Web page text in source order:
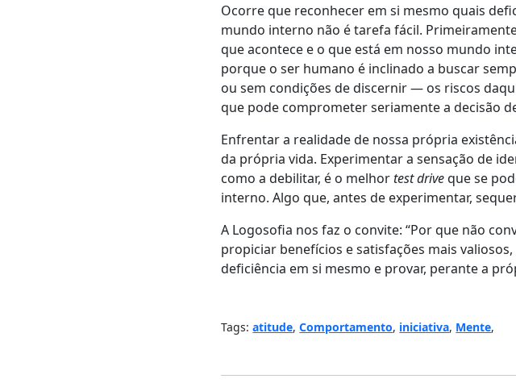
Ocorre que reconhecer em si mesmo quais
mundo interno não é tarefa fácil.
que acontece e o que está em nosso mundo
porque o ser humano é inclinado a buscar
ou sem condições de discernir — os riscos
que pode comprometer seriamente a decisão
Enfrentar a realidade de nossa própria
da própria vida. Experimentar a sensação de
como a debilitar, é o melhortest driveque se
interno. Algo que, antes de experimentar,
A Logosofia nos faz o convite: “Por que não
propiciar benefícios e satisfações mais
deficiência em si mesmo e provar, perante a
Tags:atitude,Comportamento, iniciativa, Mente,